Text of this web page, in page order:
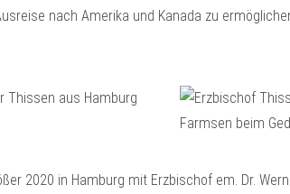
nach Amerika und Kanada zu